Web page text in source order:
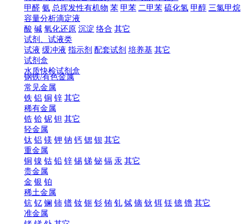
甲醛 氨 总挥发性有机物 苯 甲苯 二甲苯 硫化氢 甲醇 三氯甲烷
容量分析滴定液
酸 碱 氧化还原 沉淀 络合 其它
试剂、试液类
试液 缓冲液 指示剂 配套试剂 培养基 其它
试剂盒
水质快检试剂盒
钢铁/有色金属
常见金属
铁 铝 铜 锌 其它
稀有金属
锆 铪 铌 钽 其它
轻金属
钛 铝 镁 钾 钠 钙 锶 钡 其它
重金属
铜 镍 钴 铅 锌 锡 锑 铋 镉 汞 其它
贵金属
金 银 铂
稀土金属
钪 钇 镧 铈 镨 钕 钷 钐 铕 钆 铽 镝 钬 铒 铥 镱 镥 其它
准金属